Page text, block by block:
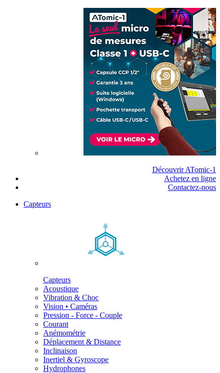
Découvrir ATomic-1
Achetez en ligne
Contactez-nous
Capteurs
Capteurs
Acoustique
Vibration & Choc
Vision • Caméras
Pression - Force - Couple
Courant
Anémométrie
Déplacement & Distance
Inclinaison
Inertiel & Gyroscope
Hydrophones